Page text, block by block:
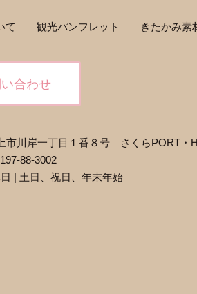
て 観光パンフレット きたかみ素
合わせ
市川岸一丁目１番８号 さくらPORT・
88-3002
| 土日、祝日、年末年始